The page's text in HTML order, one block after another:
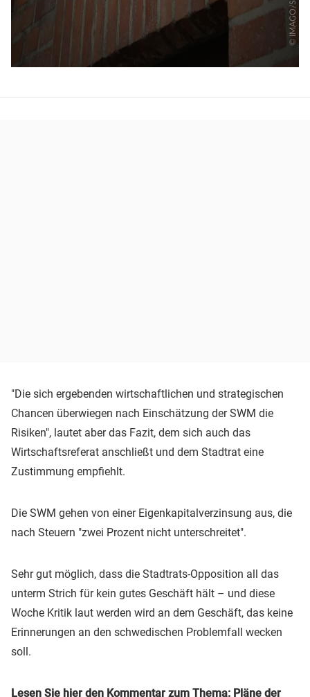
"Die sich ergebenden wirtschaftlichen und strategischen
Chancen überwiegen nach Einschätzung der SWM die
Risiken", lautet aber das Fazit, dem sich auch das
Wirtschaftsreferat anschließt und dem Stadtrat eine
Zustimmung empfiehlt.
Die SWM gehen von einer Eigenkapitalverzinsung aus, die
nach Steuern "zwei Prozent nicht unterschreitet".
Sehr gut möglich, dass die Stadtrats-Opposition all das
unterm Strich für kein gutes Geschäft hält – und diese
Woche Kritik laut werden wird an dem Geschäft, das keine
Erinnerungen an den schwedischen Problemfall wecken
soll.
Lesen Sie hier den Kommentar zum Thema: Pläne der